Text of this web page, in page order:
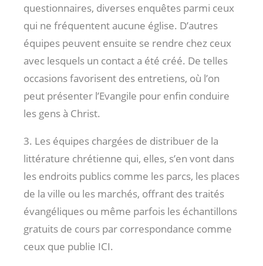
questionnaires, diverses enquêtes parmi ceux
qui ne fréquentent aucune église. D’autres
équipes peuvent ensuite se rendre chez ceux
avec lesquels un contact a été créé. De telles
occasions favorisent des entretiens, où l’on
peut présenter l’Evangile pour enfin conduire
les gens à Christ.
3. Les équipes chargées de distribuer de la
littérature chrétienne qui, elles, s’en vont dans
les endroits publics comme les parcs, les places
de la ville ou les marchés, offrant des traités
évangéliques ou même parfois les échantillons
gratuits de cours par correspondance comme
ceux que publie ICI.